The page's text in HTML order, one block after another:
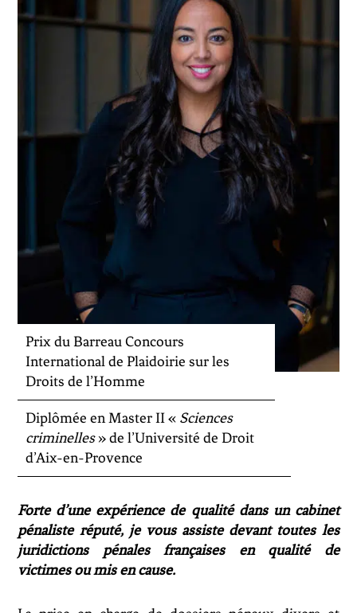
Prix du Barreau Concours
International de Plaidoirie sur les
Droits de l’Homme
Diplômée en Master II « Sciences
criminelles» de l’Université de Droit
d’Aix-en-Provence
Forte d’une expérience de qualité dans un cabinet
pénaliste réputé, je vous assiste devant toutes les
juridictions pénales françaises en qualité de
victimes ou mis en cause.